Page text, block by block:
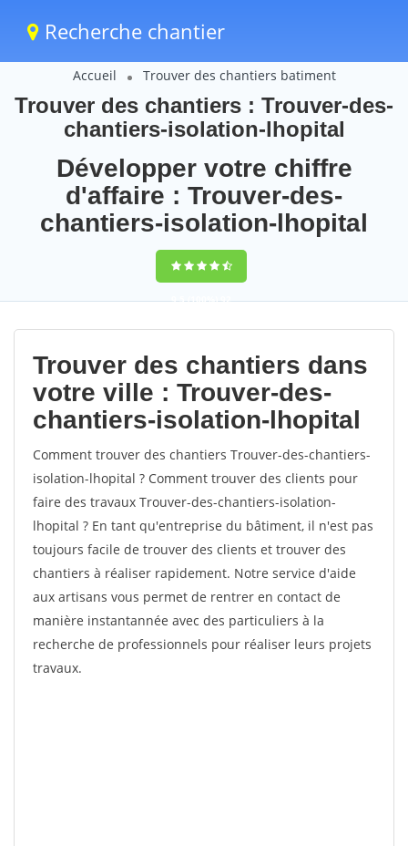
Recherche chantier
Accueil Trouver des chantiers batiment
Trouver des chantiers : Trouver-des-
chantiers-isolation-lhopital
Développer votre chiffre
d'affaire : Trouver-des-
chantiers-isolation-lhopital
9,5(100%)92
votes
Trouver des chantiers dans
votre ville : Trouver-des-
chantiers-isolation-lhopital
Comment trouver des chantiers Trouver-des-chantiers-
isolation-lhopital ? Comment trouver des clients pour
faire des travaux Trouver-des-chantiers-isolation-
lhopital ? En tant qu'entreprise du bâtiment, il n'est pas
toujours facile de trouver des clients et trouver des
chantiers à réaliser rapidement. Notre service d'aide
aux artisans vous permet de rentrer en contact de
manière instantannée avec des particuliers à la
recherche de professionnels pour réaliser leurs projets
travaux.